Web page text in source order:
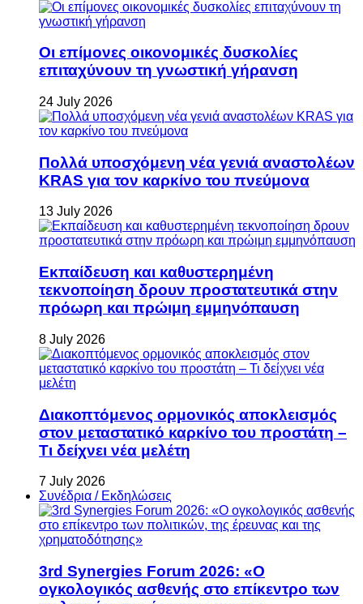
Οι επίμονες οικονομικές δυσκολίες
επιταχύνουν τη γνωστική γήρανση
24 July 2026
Πολλά υποσχόμενη νέα γενιά αναστολέων
KRAS για τον καρκίνο του πνεύμονα
13 July 2026
Εκπαίδευση και καθυστερημένη
τεκνοποίηση δρουν προστατευτικά στην
πρόωρη και πρώιμη εμμηνόπαυση
8 July 2026
Διακοπτόμενος ορμονικός αποκλεισμός
στον μεταστατικό καρκίνο του προστάτη –
Τι δείχνει νέα μελέτη
7 July 2026
Συνέδρια / Εκδηλώσεις
3rd Synergies Forum 2026: «Ο
ογκολογικός ασθενής στο επίκεντρο των